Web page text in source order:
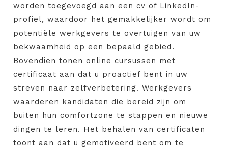
worden toegevoegd aan een cv of LinkedIn-
profiel, waardoor het gemakkelijker wordt om
potentiële werkgevers te overtuigen van uw
bekwaamheid op een bepaald gebied.
Bovendien tonen online cursussen met
certificaat aan dat u proactief bent in uw
streven naar zelfverbetering. Werkgevers
waarderen kandidaten die bereid zijn om
buiten hun comfortzone te stappen en nieuwe
dingen te leren. Het behalen van certificaten
toont aan dat u gemotiveerd bent om te